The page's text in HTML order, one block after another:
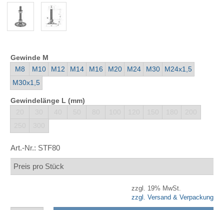
Gewinde M
M8 M10 M12 M14 M16 M20 M24 M30
M24x1,5
M30x1,5
Gewindelänge L (mm)
Art.-Nr.: STF80
Preis pro Stück
zzgl. 19% MwSt.
zzgl. Versand & Verpackung